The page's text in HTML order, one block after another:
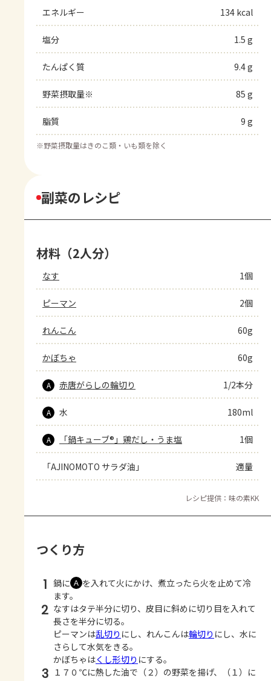
エネルギー 134 kcal
塩分 1.5 g
たんぱく質 9.4 g
野菜摂取量※ 85 g
脂質 9 g
※野菜摂取量はきのこ類・いも類を除く
副菜のレシピ
材料（2人分）
なす 1個
ピーマン 2個
れんこん 60g
かぼちゃ 60g
A 赤唐がらしの輪切り 1/2本分
A 水 180ml
A 「鍋キューブ®」鶏だし・うま塩 1個
「AJINOMOTO サラダ油」 適量
レシピ提供：味の素KK
つくり方
1 鍋に Ａ を入れて火にかけ、煮立ったら火を止めて冷
ます。
2 なすはタテ半分に切り、皮目に斜めに切り目を入れて
長さを半分に切る。
ピーマンは乱切り にし、れんこんは輪切り にし、水に
さらして水気をきる。
かぼちゃはくし形切り にする。
3 １７０℃に熱した油で（２）の野菜を揚げ、（１）に